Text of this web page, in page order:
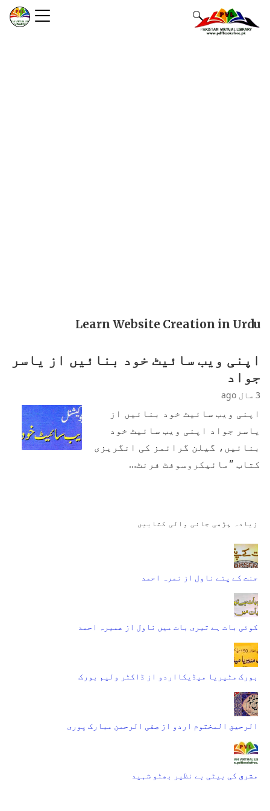
Learn Website Creation in Urdu
اپنی ویب سائیٹ خود بنائیں از یاسر
جواد
3 سال ago
اپنی ویب سائیٹ خود بنائیں از
یاسر جواد اپنی ویب سائیٹ خود
بنائیں، گیلن گرائمز کی انگریزی
کتاب "مائیکروسوفٹ فرنٹ…
زیادہ پڑھی جانی والی کتابیں
جنت کے پتے ناول از نمرہ احمد
کوئی بات ہے تیری بات میں ناول از عمیرہ احمد
بورک مٹیریا میڈیکااردو از ڈاکٹر ولیم بورک
الرحیق المختوم اردو از صفی الرحمن مبارک پوری
مشرق کی بیٹی بے نظیر بھٹو شہید